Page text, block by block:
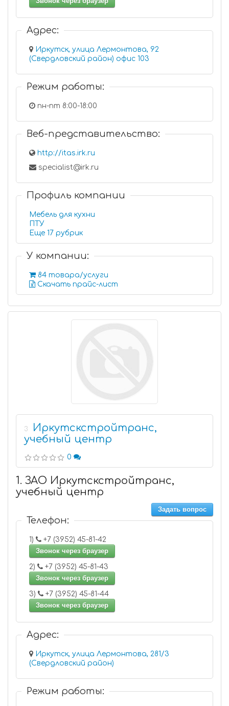
Адрес:
Иркутск, улица Лермонтова, 92
(Свердловский район) офис 103
Режим работы:
пн-пт 8:00-18:00
Веб-представительство:
http://itas.irk.ru
specialist@irk.ru
Профиль компании
Мебель для кухни
ПТУ
Еще 17 рубрик
У компании:
84 товара/услуги
Скачать прайс-лист
3
Иркутскстройтранс,
учебный центр
0
1. ЗАО Иркутскстройтранс,
учебный центр
Задать вопрос
Телефон:
1)
+7 (3952) 45-81-42
Звонок через браузер
2)
+7 (3952) 45-81-43
Звонок через браузер
3)
+7 (3952) 45-81-44
Звонок через браузер
Адрес:
Иркутск, улица Лермонтова, 281/3
(Свердловский район)
Режим работы: